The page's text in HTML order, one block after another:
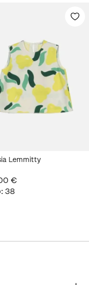
Lemmitty
€
: 38